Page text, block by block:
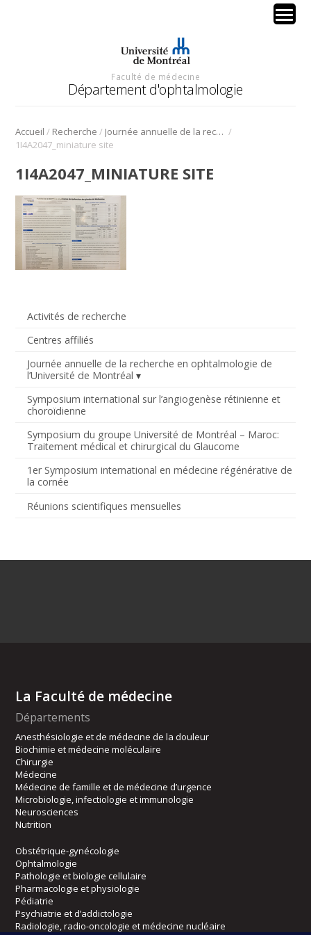
Faculté de médecine
Département d'ophtalmologie
Accueil / Recherche / Journée annuelle de la recherche en ophtalmologie de l’Université de Montréal /
1I4A2047_miniature site
Activités de recherche
Centres affiliés
Journée annuelle de la recherche en ophtalmologie de
l’Université de Montréal
Symposium international sur l’angiogenèse rétinienne et
choroïdienne
Symposium du groupe Université de Montréal – Maroc:
Traitement médical et chirurgical du Glaucome
1er Symposium international en médecine régénérative de
la cornée
Réunions scientifiques mensuelles
1I4A2047_MINIATURE SITE
La Faculté de médecine
Départements
Anesthésiologie et de médecine de la douleur
Biochimie et médecine moléculaire
Chirurgie
Médecine
Médecine de famille et de médecine d’urgence
Microbiologie, infectiologie et immunologie
Neurosciences
Nutrition
Obstétrique-gynécologie
Ophtalmologie
Pathologie et biologie cellulaire
Pharmacologie et physiologie
Pédiatrie
Psychiatrie et d’addictologie
Radiologie, radio-oncologie et médecine nucléaire